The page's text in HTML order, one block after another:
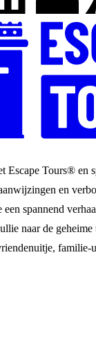
Escape Tours® en
en
spannend
naar de
familie-